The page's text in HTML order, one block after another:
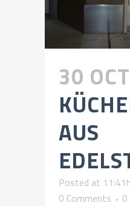
30 OCT
AUS
Posted at 11:41h
0 Comments
0